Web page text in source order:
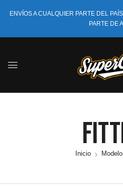
ENVÍOS A CUALQUIER PARTE DEL
PARTE DE
Inicio Modelo